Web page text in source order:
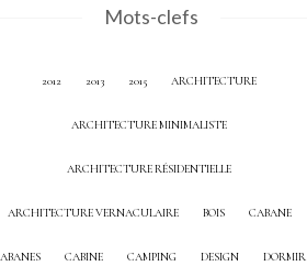
Mots-clefs
2012 2013 2015 ARCHITECTURE
ARCHITECTURE MINIMALISTE
ARCHITECTURE RÉSIDENTIELLE
ARCHITECTURE VERNACULAIRE BOIS CABANE
CABINE CAMPING DESIGN DORMIR